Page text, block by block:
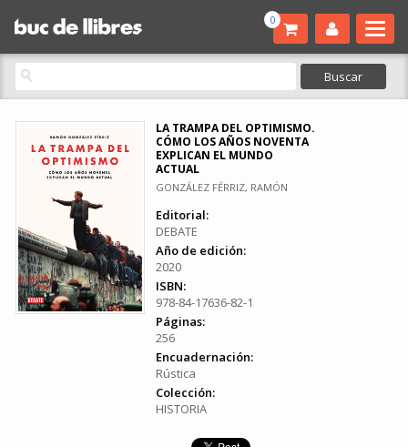
0
LA TRAMPA DEL OPTIMISMO.
CÓMO LOS AÑOS NOVENTA
EXPLICAN EL MUNDO
ACTUAL
GONZÁLEZ FÉRRIZ, RAMÓN
Editorial:
DEBATE
Año de edición:
2020
ISBN:
978-84-17636-82-1
Páginas:
256
Encuadernación:
Rústica
Colección:
HISTORIA